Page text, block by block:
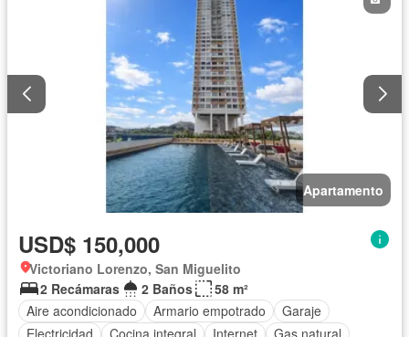
Apartamento
USD$ 150,000
Victoriano Lorenzo, San Miguelito
2 Recámaras
2 Baños
58 m²
Aire acondicionado
Armario empotrado
Garaje